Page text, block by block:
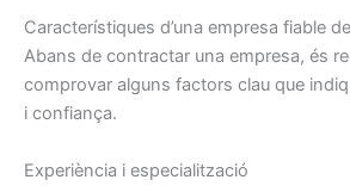
Característiques d’una empresa fiable
Abans de contractar una empresa, és
comprovar alguns factors clau que
i confiança.
Experiència i especialització